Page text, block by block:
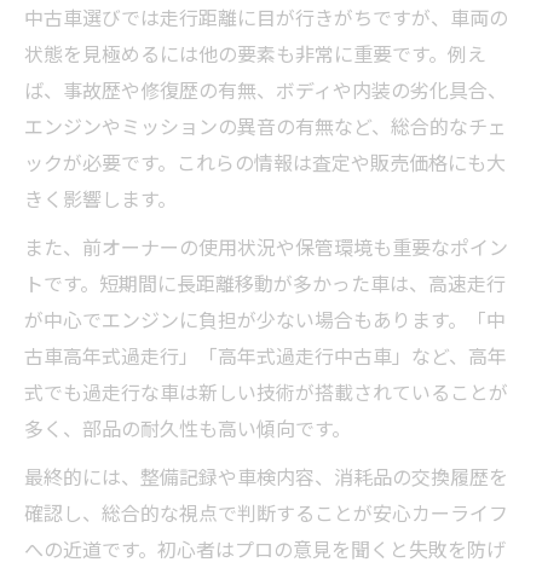
中古車選びでは走行距離に目が行きがちですが、車両の
状態を見極めるには他の要素も非常に重要です。例え
ば、事故歴や修復歴の有無、ボディや内装の劣化具合、
エンジンやミッションの異音の有無など、総合的なチェ
ックが必要です。これらの情報は査定や販売価格にも大
きく影響します。
また、前オーナーの使用状況や保管環境も重要なポイン
トです。短期間に長距離移動が多かった車は、高速走行
が中心でエンジンに負担が少ない場合もあります。「中
古車高年式過走行」「高年式過走行中古車」など、高年
式でも過走行な車は新しい技術が搭載されていることが
多く、部品の耐久性も高い傾向です。
最終的には、整備記録や車検内容、消耗品の交換履歴を
確認し、総合的な視点で判断することが安心カーライフ
への近道です。初心者はプロの意見を聞くと失敗を防げ